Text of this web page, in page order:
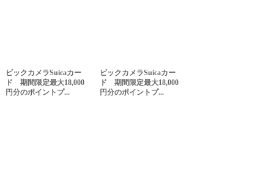
ビックカメラSuicaカー
ド 期間限定最大18,000
円分のポイントプ...
ビックカメラSuicaカー
ド 期間限定最大18,000
円分のポイントプ...